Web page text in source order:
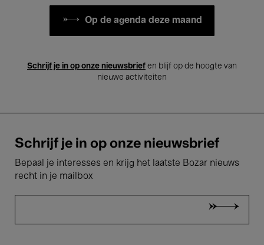
Op de agenda deze maand
Schrijf je in op onze nieuwsbrief en blijf op de hoogte van
nieuwe activiteiten
Schrijf je in op onze nieuwsbrief
Bepaal je interesses en krijg het laatste Bozar nieuws
recht in je mailbox